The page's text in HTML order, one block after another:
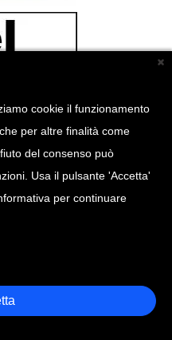
cookie il funzionamento
per altre finalità come
del consenso può
Usa il pulsante 'Accetta'
per continuare